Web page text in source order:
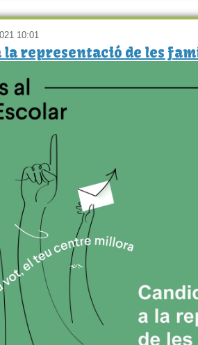
10:01
la representació de les